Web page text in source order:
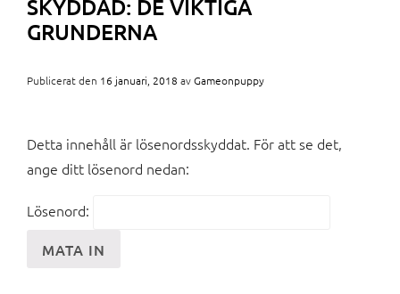
SKYDDAD: DE VIKTIGA
GRUNDERNA
Publicerat den 16 januari, 2018 avGameonpuppy
Detta innehåll är lösenordsskyddat. För att se det,
ange ditt lösenord nedan:
Lösenord: